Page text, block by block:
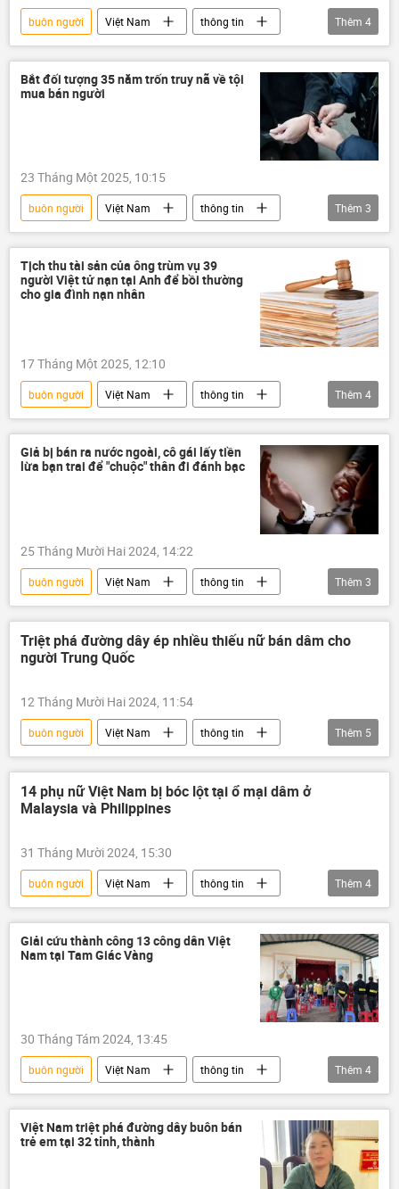
buôn người Việt Nam
thông tin
Mexico
người di cư
người tị nạn
bắt cóc
Thêm 4
Bắt đối tượng 35 năm trốn truy nã về tội
mua bán người
23 Tháng Một 2025, 10:15
buôn người Việt Nam
thông tin
truy nã
công an bắt giữ
Thêm 3
Tịch thu tài sản của ông trùm vụ 39
người Việt tử nạn tại Anh để bồi thường
cho gia đình nạn nhân
17 Tháng Một 2025, 12:10
buôn người Việt Nam
thông tin
Ireland
tiền
tài sản
Pháp luật
Thêm 4
Giả bị bán ra nước ngoài, cô gái lấy tiền
lừa bạn trai để "chuộc" thân đi đánh bạc
25 Tháng Mười Hai 2024, 14:22
buôn người Việt Nam
thông tin
lừa đảo
công an
Bộ Công an Việt Nam
Thêm 3
Triệt phá đường dây ép nhiều thiếu nữ bán dâm cho
người Trung Quốc
12 Tháng Mười Hai 2024, 11:54
buôn người Việt Nam
thông tin
bán dâm
gái bán dâm
mua bán dâm
tội phạm
Pháp luật
Thêm 5
14 phụ nữ Việt Nam bị bóc lột tại ổ mại dâm ở
Malaysia và Philippines
31 Tháng Mười 2024, 15:30
buôn người Việt Nam
thông tin
mại dâm
gái mại dâm
Bộ Ngoại giao Việt Nam
họp báo
Thêm 4
Giải cứu thành công 13 công dân Việt
Nam tại Tam Giác Vàng
30 Tháng Tám 2024, 13:45
buôn người Việt Nam
thông tin
công an
Bộ Công an Việt Nam
Tam Giác Vàng
tội phạm
Thêm 4
Việt Nam triệt phá đường dây buôn bán
trẻ em tại 32 tỉnh, thành